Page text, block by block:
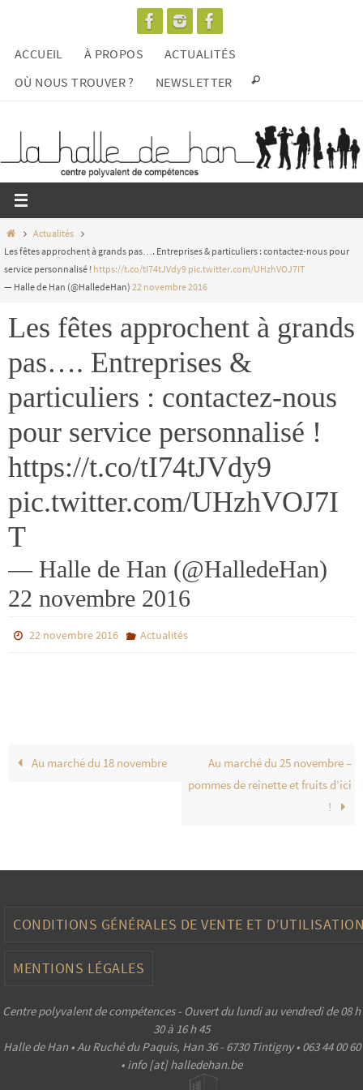
contenu
ACCUEIL À PROPOS
ACTUALITÉS
OÙ NOUS TROUVER ?
NEWSLETTER
HomeActualités
Les fêtes approchent à grands pas…. Entreprises & particuliers : contactez-nous pour
service personnalisé ! https://t.co/tI74tJVdy9 pic.twitter.com/UHzhVOJ7IT
— Halle de Han (@HalledeHan) 22 novembre 2016
Les fêtes approchent à grands
pas…. Entreprises &
particuliers : contactez-nous
pour service personnalisé !
https://t.co/tI74tJVdy9
pic.twitter.com/UHzhVOJ7I
T
— Halle de Han (@HalledeHan)
22 novembre 2016
22 novembre 2016 Actualités
Au marché du 18 novembre
Au marché du 25 novembre –
pommes de reinette et fruits d’ici
!
CONDITIONS GÉNÉRALES DE VENTE ET
MENTIONS LÉGALES
Centre polyvalent de compétences - Ouvert du lundi au vendredi de 08 h
30 à 16 h 45
Halle de Han • Au Ruché du Paquis, Han 36 - 6730 Tintigny • 063 44 00 60
• info [at] halledehan.be